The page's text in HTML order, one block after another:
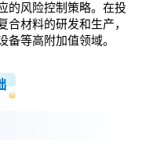
的风险控制策略。在投
材料的研发和生产，
备等高附加值领域。